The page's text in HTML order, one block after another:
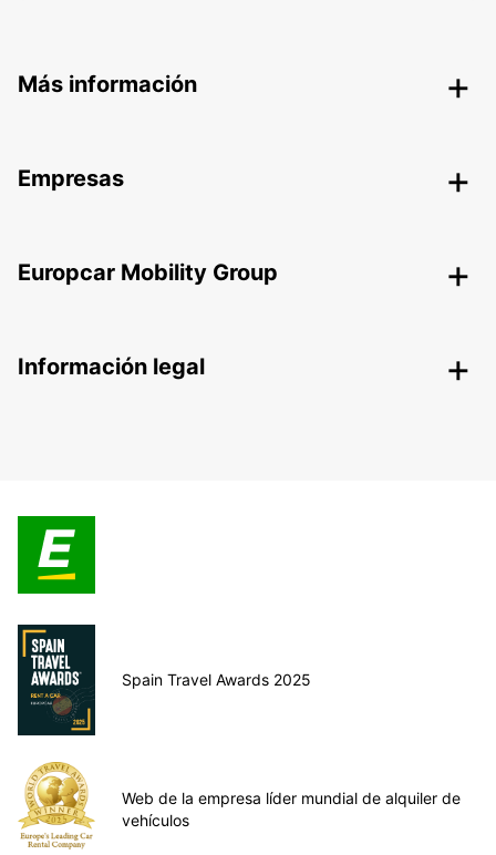
Más información
Empresas
Europcar Mobility Group
Información legal
Spain Travel Awards 2025
Web de la empresa líder mundial de alquiler de
vehículos